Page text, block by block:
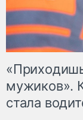
мужиков».
стала